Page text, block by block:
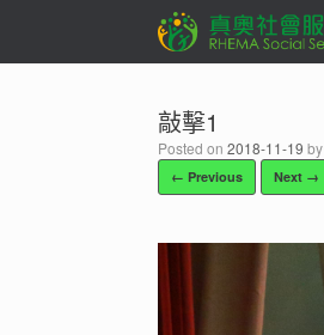
敲擊1
Posted on 2018-11-19 by
← Previous Next →